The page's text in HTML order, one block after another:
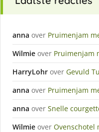
anna over Pruimenjam
Wilmie over Pruimenjam
HarryLohr over Gevuld
anna over Pruimenjam
anna over Snelle
Wilmie over Ovenschotel